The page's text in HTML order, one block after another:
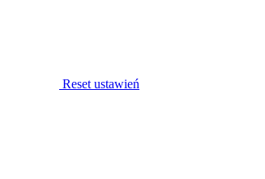
Reset ustawień